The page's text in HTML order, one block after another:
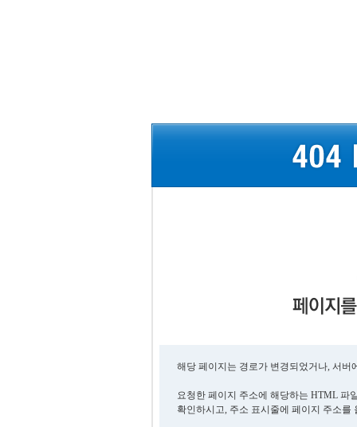
해당 페이지는 경로가 변경되었거나, 서
요청한 페이지 주소에 해당하는 HTML 파
확인하시고, 주소 표시줄에 페이지 주소